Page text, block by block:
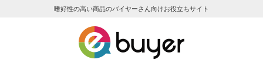
嗜好性の高い商品のバイヤーさん向けお役立ちサイト